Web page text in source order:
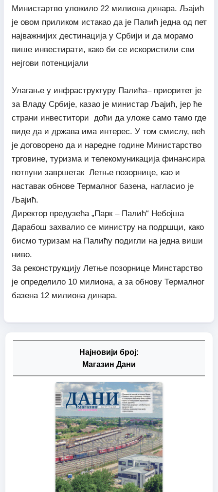
Министартво уложило 22 милиона динара. Љајић
је овом приликом истакао да је Палић једна од пет
најважнијих дестинација у Србији и да морамо
више инвестирати, како би се искористили сви
нејгови потенцијали
Улагање у инфраструктуру Палића– приоритет је
за Владу Србије, казао је министар Љајић, јер ће
страни инвеститори доћи да уложе само тамо где
виде да и држава има интерес. У том смислу, већ
је договорено да и наредне године Министарство
трговине, туризма и телекомуникација финансира
потпуни завршетак Летње позорнице, као и
наставак обнове Термалног базена, нагласио је
Љајић.
Директор предузећа „Парк – Палић“ Небојша
Дарабош захвалио се министру на подршци, како
бисмо туризам на Палићу подигли на једна виши
ниво.
За реконструкцију Летње позорнице Минстарство
је определило 10 милиона, а за обнову Термалног
базена 12 милиона динара.
Најновији број:
Магазин Дани